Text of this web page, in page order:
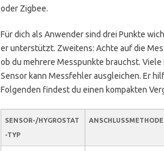
oder Zigbee.
Für dich als Anwender sind drei Punkte
er unterstützt. Zweitens: Achte auf die
ob du mehrere Messpunkte brauchst.
Sensor kann Messfehler ausgleichen. Er
Folgenden findest du einen kompakten
SENSOR-/HYGROSTAT
-TYP
ANSCHLUSSMETHODE